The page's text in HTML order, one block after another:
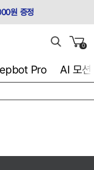
원 증정
0
Pro AI 모션